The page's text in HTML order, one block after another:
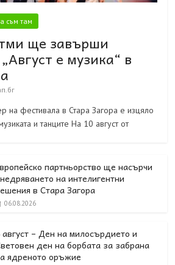
съм там
ще завърши
е музика“ в
на фестивала в Стара Загора е изцяло
и танците На 10 август от
партньорство ще насърчи
на интелигентни
в Стара Загора
06.08.2026
август – Ден на милосърдието и
ден на борбата за забрана
ядреното оръжие